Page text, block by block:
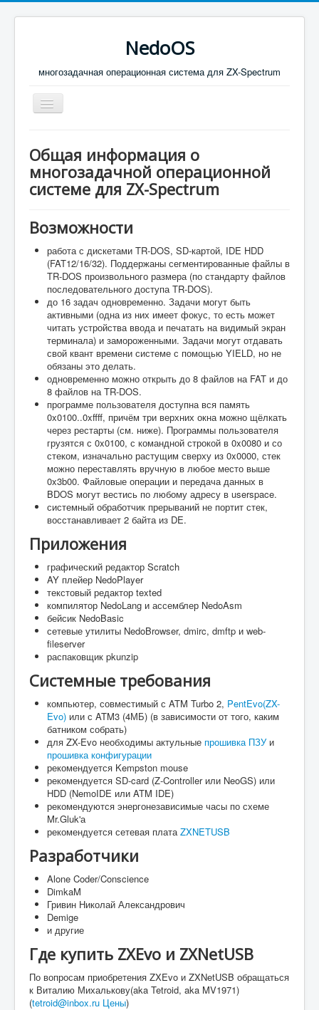
NedoOS
многозадачная операционная система для ZX-Spectrum
Включить/
выключить
ПУБЛИКАЦИИ В СЕТИ
СКАЧАТЬ
тест
Общая информация о
многозадачной операционной
системе для ZX-Spectrum
Возможности
работа с дискетами TR-DOS, SD-картой, IDE HDD
(FAT12/16/32). Поддержаны сегментированные файлы в
TR-DOS произвольного размера (по стандарту файлов
последовательного доступа TR-DOS).
до 16 задач одновременно. Задачи могут быть
активными (одна из них имеет фокус, то есть может
читать устройства ввода и печатать на видимый экран
терминала) и замороженными. Задачи могут отдавать
свой квант времени системе с помощью YIELD, но не
обязаны это делать.
одновременно можно открыть до 8 файлов на FAT и до
8 файлов на TR-DOS.
программе пользователя доступна вся память
0x0100..0xffff, причём три верхних окна можно щёлкать
через рестарты (см. ниже). Программы пользователя
грузятся с 0x0100, с командной строкой в 0x0080 и со
стеком, изначально растущим сверху из 0x0000, стек
можно переставлять вручную в любое место выше
0x3b00. Файловые операции и передача данных в
BDOS могут вестись по любому адресу в userspace.
системный обработчик прерываний не портит стек,
восстанавливает 2 байта из DE.
Приложения
графический редактор Scratch
AY плейер NedoPlayer
текстовый редактор texted
компилятор NedoLang и ассемблер NedoAsm
бейсик NedoBasic
сетевые утилиты NedoBrowser, dmirc, dmftp и web-
fileserver
распаковщик pkunzip
Системные требования
компьютер, совместимый с ATM Turbo 2, PentEvo(ZX-
Evo) или с ATM3 (4МБ) (в зависимости от того, каким
батником собрать)
для ZX-Evo необходимы актульные прошивка ПЗУи
прошивка конфигурации
рекомендуется Kempston mouse
рекомендуется SD-card (Z-Controller или NeoGS) или
HDD (NemoIDE или ATM IDE)
рекомендуются энергонезависимые часы по схеме
Mr.Gluk'а
рекомендуется сетевая платаZXNETUSB
Разработчики
Alone Coder/Conscience
DimkaM
Гривин Николай Александрович
Demige
и другие
Где купить ZXEvo и ZXNetUSB
По вопросам приобретения ZXEvo и ZXNetUSB обращаться
к Виталию Михалькову(aka Tetroid, aka MV1971)
(tetroid@inbox.ru Цены)